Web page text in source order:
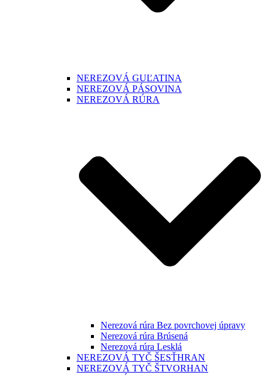
NEREZOVÁ GUĽATINA
NEREZOVÁ PÁSOVINA
NEREZOVÁ RÚRA
Nerezová rúra Bez povrchovej úpravy
Nerezová rúra Brúsená
Nerezová rúra Lesklá
NEREZOVÁ TYČ ŠESŤHRAN
NEREZOVÁ TYČ ŠTVORHAN